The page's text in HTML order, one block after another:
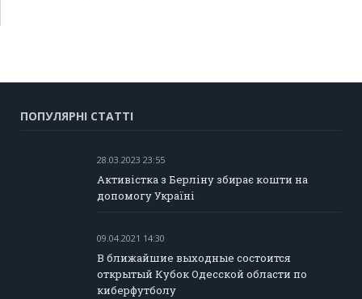
ПОПУЛЯРНІ СТАТТІ
28.03.2023 23:55
Активістка з Берліну збирає кошти на
допомогу Україні
09.04.2021 14:30
В ближайшие выходные состоится
открытый Кубок Одесской области по
киберфутболу